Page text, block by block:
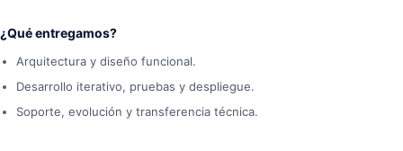
¿Qué entregamos?
Arquitectura y diseño funcional.
Desarrollo iterativo, pruebas y despliegue.
Soporte, evolución y transferencia técnica.